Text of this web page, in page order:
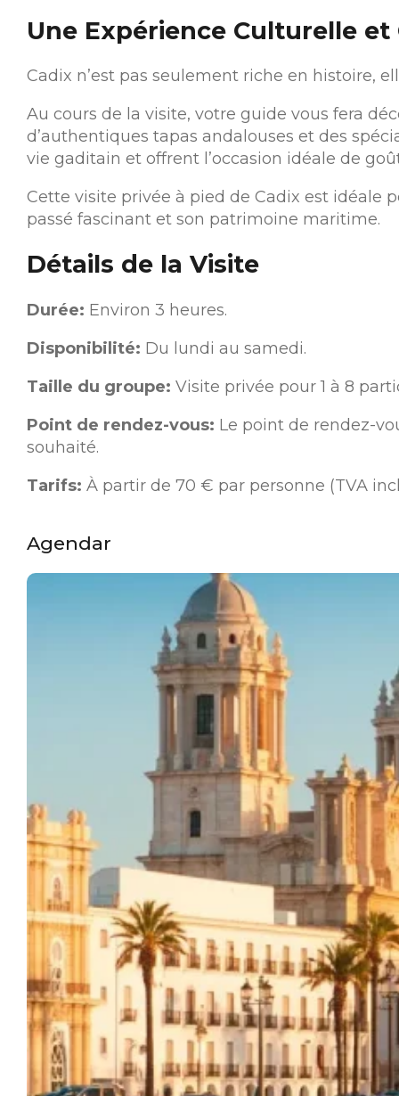
Une Expérience Culturelle
Cadix n’est pas seulement riche en histoire,
Au cours de la visite, votre guide vous fera
d’authentiques tapas andalouses et des
vie gaditain et offrent l’occasion idéale de
Cette visite privée à pied de Cadix est idéale
passé fascinant et son patrimoine maritime.
Détails de la Visite
Durée: Environ 3 heures.
Disponibilité: Du lundi au samedi.
Taille du groupe: Visite privée pour 1 à 8
Point de rendez-vous: Le point de rendez-
souhaité.
Tarifs: À partir de 70 € par personne (TVA
Agendar